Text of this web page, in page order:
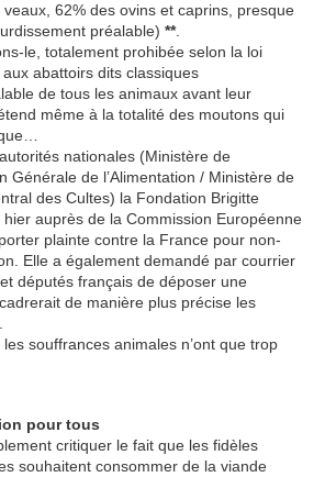
62% des ovins et caprins, presque
préalable) **.
le, totalement prohibée selon la loi
abattoirs dits classiques
de tous les animaux avant leur
même à la totalité des moutons qui
nationales (Ministère de
Générale de l’Alimentation / Ministère de
des Cultes) la Fondation Brigitte
auprès de la Commission Européenne
plainte contre la France pour non-
Elle a également demandé par courrier
députés français de déposer une
de manière plus précise les
souffrances animales n’ont que trop
pour tous
critiquer le fait que les fidèles
souhaitent consommer de la viande